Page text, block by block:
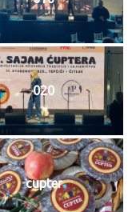
016
020
cupter